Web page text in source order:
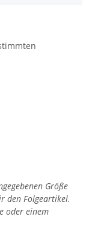
Größe
den Folgeartikel.
oder einem